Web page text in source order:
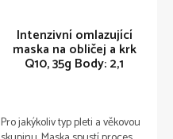
Intenzivní omlazující
maska na obličej a krk
Q10, 35g Body: 2,1
Pro jakýkoliv typ pleti a věkovou